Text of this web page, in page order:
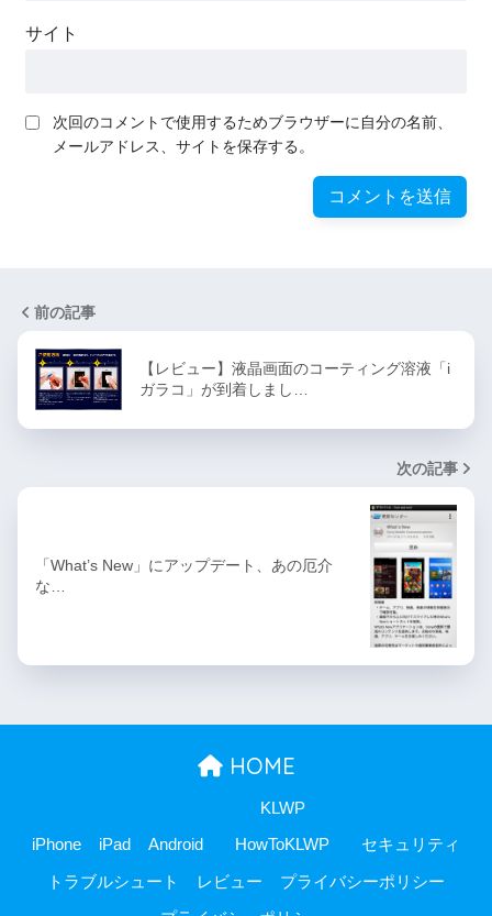
サイト
次回のコメントで使用するためブラウザーに自分の名前、
メールアドレス、サイトを保存する。
前の記事
【レビュー】液晶画面のコーティング溶液「i
ガラコ」が到着しまし…
次の記事
「What’s New」にアップデート、あの厄介
な…
HOME
iPhone iPad Android
KLWP
HowToKLWP セキュリティ
トラブルシュート レビュー プライバシーポリシー